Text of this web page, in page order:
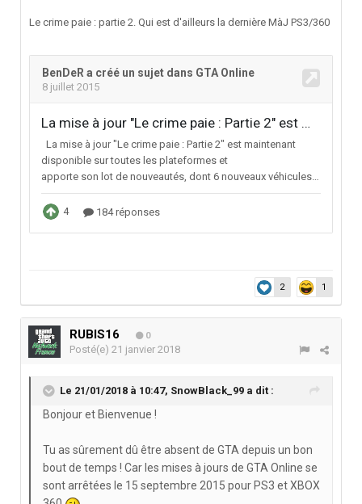
Le crime paie : partie 2. Qui est d'ailleurs la dernière MàJ PS3/360
2 1
RUBIS16 0
Posté(e) 21 janvier 2018
Le 21/01/2018 à 10:47, SnowBlack_99 a dit :
Bonjour et Bienvenue !
Tu as sûrement dû être absent de GTA depuis un bon
bout de temps ! Car les mises à jours de GTA Online se
sont arrêtées le 15 septembre 2015 pour PS3 et XBOX